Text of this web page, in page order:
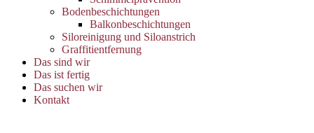
Bodenbeschichtungen
Balkonbeschichtungen
Siloreinigung und Siloanstrich
Graffitientfernung
Das sind wir
Das ist fertig
Das suchen wir
Kontakt